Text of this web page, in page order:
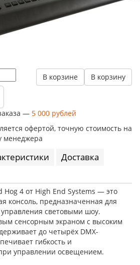
В корзину
В корзине
— 5 000 рублей
офертой, точную стоимость на
менеджера
Доставка
Hog 4 от High End Systems — это
консоль, предназначенная для
световыми шоу.
сенсорным экраном с высоким
до четырёх DMX-
гибкость и
управлении освещением.